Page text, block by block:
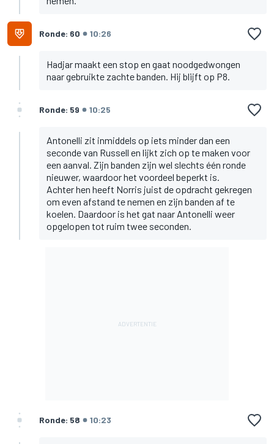
Ronde: 60 10:26
Hadjar maakt een stop en gaat noodgedwongen
naar gebruikte zachte banden. Hij blijft op P8.
Ronde: 59 10:25
Antonelli zit inmiddels op iets minder dan een
seconde van Russell en lijkt zich op te maken voor
een aanval. Zijn banden zijn wel slechts één ronde
nieuwer, waardoor het voordeel beperkt is.
Achter hen heeft Norris juist de opdracht gekregen
om even afstand te nemen en zijn banden af te
koelen. Daardoor is het gat naar Antonelli weer
opgelopen tot ruim twee seconden.
Ronde: 58 10:23